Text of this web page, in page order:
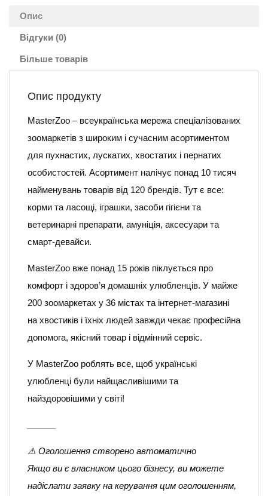
Опис
Відгуки (0)
Більше товарів
Опис продукту
MasterZoo – всеукраїнська мережа спеціалізованих
зоомаркетів з широким і сучасним асортиментом
для пухнастих, лускатих, хвостатих і пернатих
особистостей. Асортимент налічує понад 10 тисяч
найменувань товарів від 120 брендів. Тут є все:
корми та ласощі, іграшки, засоби гігієни та
ветеринарні препарати, амуніція, аксесуари та
смарт-девайси.
MasterZoo вже понад 15 років піклується про
комфорт і здоров’я домашніх улюбленців. У майже
200 зоомаркетах у 36 містах та інтернет-магазині
на хвостиків і їхніх людей завжди чекає професійна
допомога, якісний товар і відмінний сервіс.
У MasterZoo роблять все, щоб українські
улюбленці були найщасливішими та
найздоровішими у світі!
⚠️ Оголошення створено автоматично
Якщо ви є власником цього бізнесу, ви можете
надіслати заявку на керування цим оголошенням,